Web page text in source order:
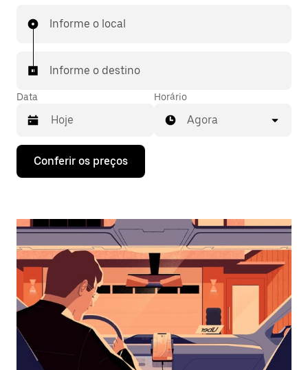
Informe o local
Informe o destino
Data
Pressione
seta
interagir
o
calendário
selecionar
uma
data.
Pressione
a
tecla
“ESC”
Horário
Agora
Conferir os preços